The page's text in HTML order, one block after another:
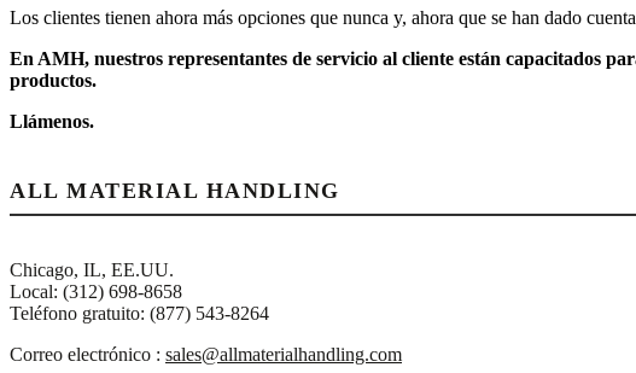
Los clientes tienen ahora más opciones que nunca y, ahora que se han dado
En AMH, nuestros representantes de servicio al cliente están capacitados
productos.
Llámenos.
ALL MATERIAL HANDLING
Chicago, IL, EE.UU.
Local: (312) 698-8658
Teléfono gratuito: (877) 543-8264
Correo electrónico : sales@allmaterialhandling.com